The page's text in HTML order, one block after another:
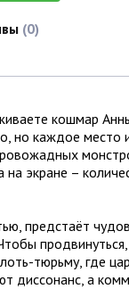
(0)
кошмар
но каждое место
на экране –
предстаёт
тюрьму, где
диссонанс, а